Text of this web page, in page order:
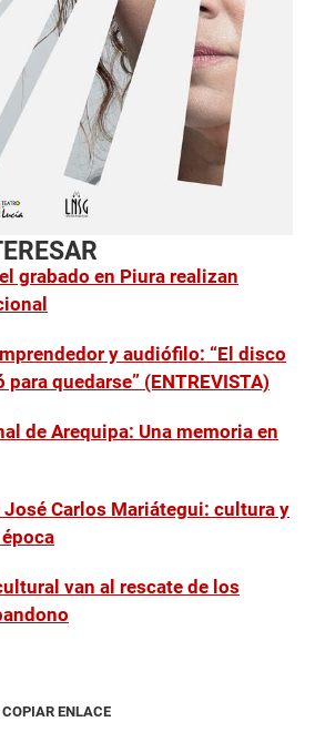
grabado en Piura realizan
y audiófilo: “El disco
quedarse” (ENTREVISTA)
de Arequipa: Una memoria en
José Carlos Mariátegui: cultura y
van al rescate de los
COPIAR ENLACE